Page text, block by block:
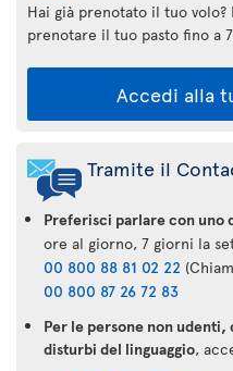
Hai già prenotato il tuo
prenotare il tuo pasto fino a
Accedi alla
Tramite il
Preferisci parlare con uno
ore al giorno, 7 giorni la
00 800 88 81 02 22
00 800 87 26 72 83
Per le persone non
disturbi del linguaggio,